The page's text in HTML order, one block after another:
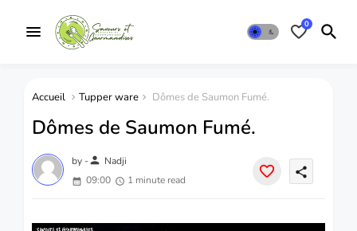
0
Accueil Tupper ware Dômes de Saumon Fumé.
Dômes de Saumon Fumé.
by -person Nadji
09:00
1 minute read
share